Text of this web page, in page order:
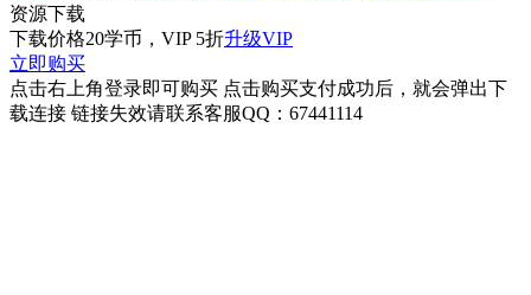
资源下载
下载价格20学币，VIP 5折升级VIP
立即购买
点击右上角登录即可购买 点击购买支付成功后，就会弹出下
载连接 链接失效请联系客服QQ：67441114